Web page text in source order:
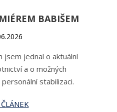
BABIŠEM
jsem jednal o aktuální
a o možných
stabilizaci.